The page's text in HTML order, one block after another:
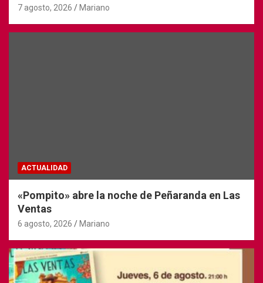
7 agosto, 2026 Mariano
ACTUALIDAD
«Pompito» abre la noche de Peñaranda en Las
Ventas
6 agosto, 2026 Mariano